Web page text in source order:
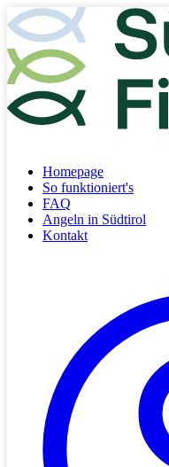
Homepage
So funktioniert's
FAQ
Angeln in Südtirol
Kontakt